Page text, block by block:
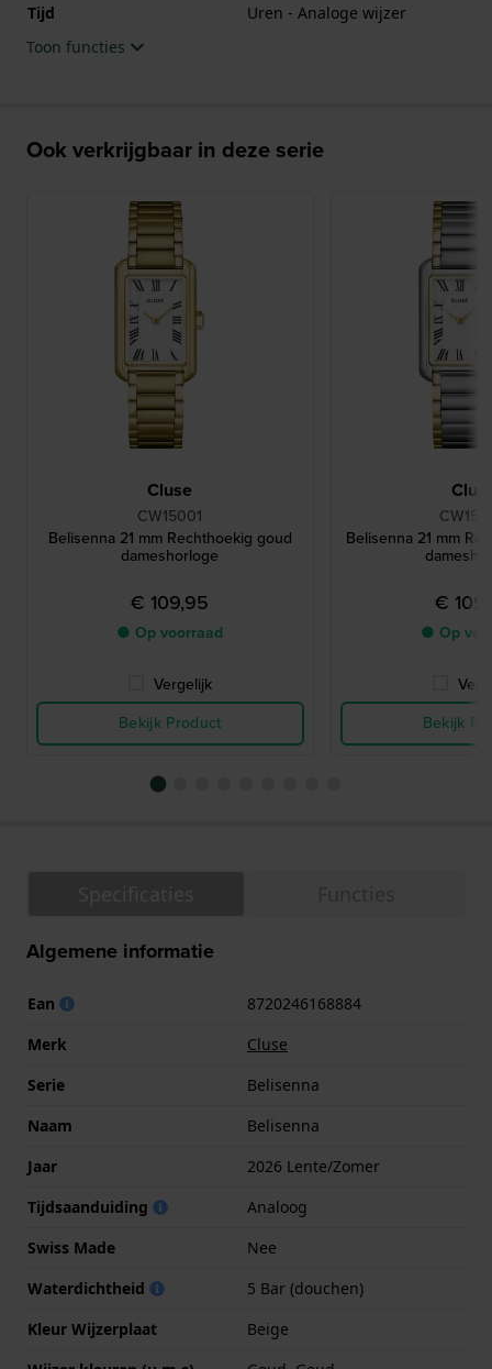
Tijd
Uren - Analoge wijzer
Toon functies
Ook verkrijgbaar in deze serie
Cluse
CW15001
Belisenna 21 mm Rechthoekig goud
dameshorloge
€ 109,95
● Op voorraad
Vergelijk
Bekijk Product
Belisenna 21 mm
€
● Op
Bekijk
Algemene informatie
Ean
8720246168884
Merk
Cluse
Serie
Belisenna
Naam
Belisenna
Jaar
2026 Lente/Zomer
Tijdsaanduiding
Analoog
Swiss Made
Nee
Waterdichtheid
5 Bar (douchen)
Kleur Wijzerplaat
Beige